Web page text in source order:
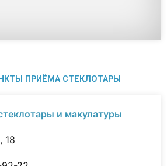
ПРИЁМА СТЕКЛОТАРЫ
и макулатуры
18